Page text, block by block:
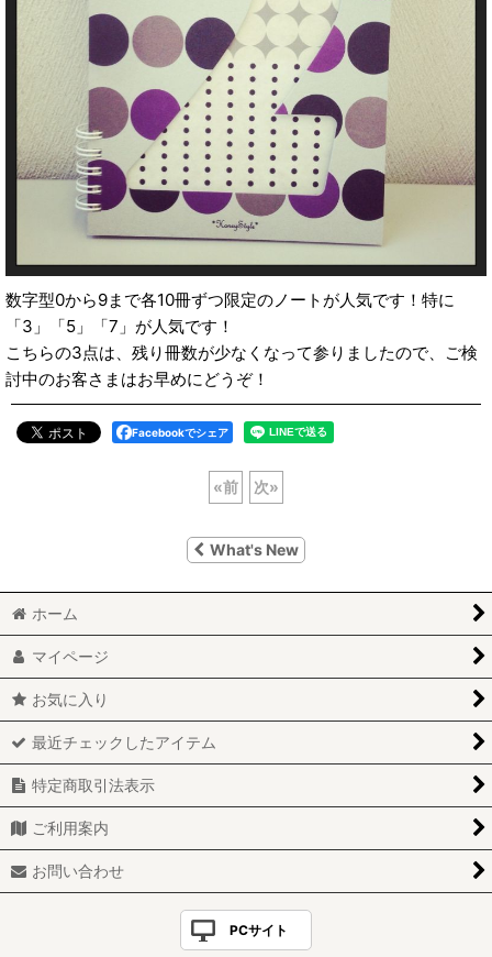
数字型0から9まで各10冊ずつ限定のノートが人気です！特に
「3」「5」「7」が人気です！
こちらの3点は、残り冊数が少なくなって参りましたので、ご検
討中のお客さまはお早めにどうぞ！
Facebookでシェア
«前 次»
What's New
ホーム
マイページ
お気に入り
最近チェックしたアイテム
特定商取引法表示
ご利用案内
お問い合わせ
PCサイト